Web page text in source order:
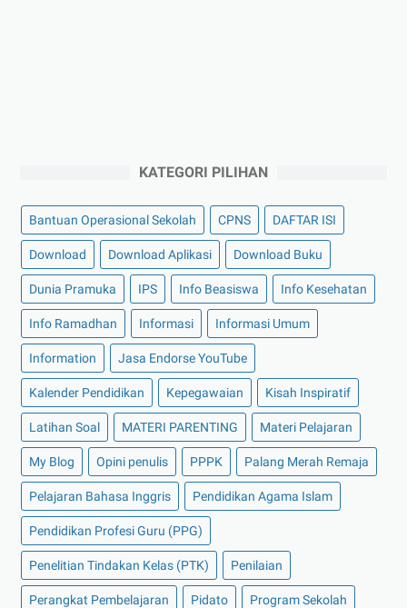
KATEGORI PILIHAN
Bantuan Operasional Sekolah CPNS DAFTAR ISI
Download Download Aplikasi Download Buku
Dunia Pramuka IPS Info Beasiswa Info Kesehatan
Info Ramadhan Informasi Informasi Umum
Information Jasa Endorse YouTube
Kalender Pendidikan Kepegawaian Kisah Inspiratif
Latihan Soal MATERI PARENTING Materi Pelajaran
My Blog Opini penulis PPPK Palang Merah Remaja
Pelajaran Bahasa Inggris Pendidikan Agama Islam
Pendidikan Profesi Guru (PPG)
Penelitian Tindakan Kelas (PTK) Penilaian
Perangkat Pembelajaran Pidato Program Sekolah